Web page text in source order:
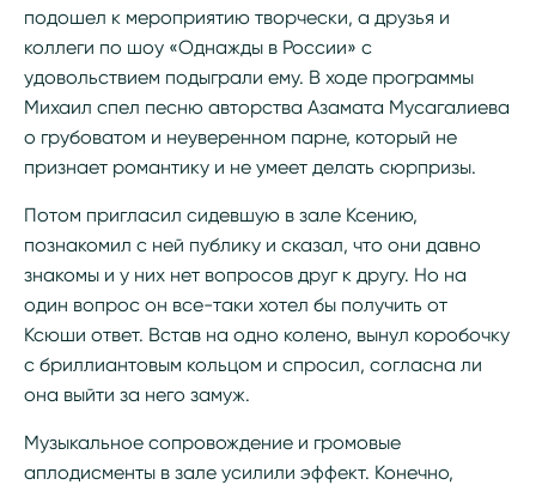
подошел к мероприятию творчески, а друзья и
коллеги по шоу «Однажды в России» с
удовольствием подыграли ему. В ходе программы
Михаил спел песню авторства Азамата Мусагалиева
о грубоватом и неуверенном парне, который не
признает романтику и не умеет делать сюрпризы.
Потом пригласил сидевшую в зале Ксению,
познакомил с ней публику и сказал, что они давно
знакомы и у них нет вопросов друг к другу. Но на
один вопрос он все-таки хотел бы получить от
Ксюши ответ. Встав на одно колено, вынул коробочку
с бриллиантовым кольцом и спросил, согласна ли
она выйти за него замуж.
Музыкальное сопровождение и громовые
аплодисменты в зале усилили эффект. Конечно,